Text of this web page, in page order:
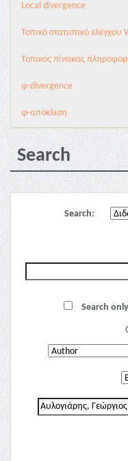
Local divergence
Τοπικό στατιστικό ελέγχου
Τοπικός πίνακας
φ-divergence
φ-απόκλιση
Search
Search:
Search